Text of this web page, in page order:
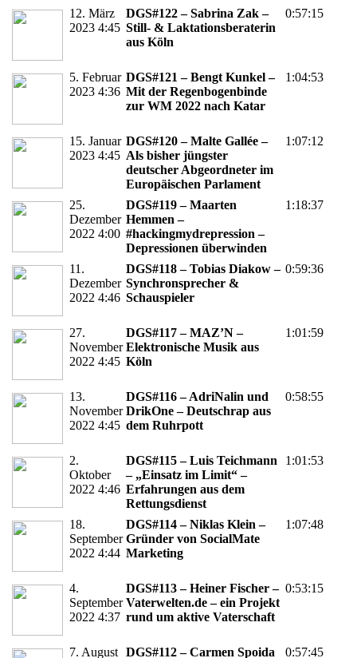
12. März
2023 4:45
DGS#122 – Sabrina Zak –
Still- & Laktationsberaterin
aus Köln
0:57:15
5. Februar
2023 4:36
DGS#121 – Bengt Kunkel –
Mit der Regenbogenbinde
zur WM 2022 nach Katar
1:04:53
15. Januar
2023 4:45
DGS#120 – Malte Gallée –
Als bisher jüngster
deutscher Abgeordneter im
Europäischen Parlament
1:07:12
25.
Dezember
2022 4:00
DGS#119 – Maarten
Hemmen –
#hackingmydrepression –
Depressionen überwinden
1:18:37
11.
Dezember
2022 4:46
DGS#118 – Tobias Diakow –
Synchronsprecher &
Schauspieler
0:59:36
27.
November
2022 4:45
DGS#117 – MAZ’N –
Elektronische Musik aus
Köln
1:01:59
13.
November
2022 4:45
DGS#116 – AdriNalin und
DrikOne – Deutschrap aus
dem Ruhrpott
0:58:55
2.
Oktober
2022 4:46
DGS#115 – Luis Teichmann
– „Einsatz im Limit“ –
Erfahrungen aus dem
Rettungsdienst
1:01:53
18.
September
2022 4:44
DGS#114 – Niklas Klein –
Gründer von SocialMate
Marketing
1:07:48
4.
September
2022 4:37
DGS#113 – Heiner Fischer –
Vaterwelten.de – ein Projekt
rund um aktive Vaterschaft
0:53:15
7. August DGS#112 – Carmen Spoida
0:57:45